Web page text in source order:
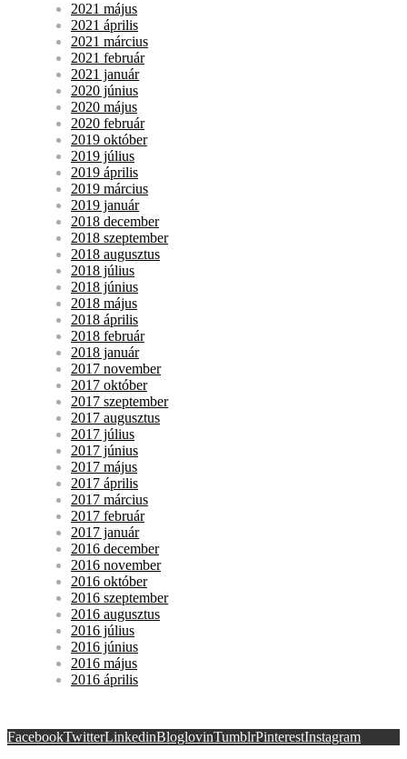
2021 május
2021 április
2021 március
2021 február
2021 január
2020 június
2020 május
2020 február
2019 október
2019 július
2019 április
2019 március
2019 január
2018 december
2018 szeptember
2018 augusztus
2018 július
2018 június
2018 május
2018 április
2018 február
2018 január
2017 november
2017 október
2017 szeptember
2017 augusztus
2017 július
2017 június
2017 május
2017 április
2017 március
2017 február
2017 január
2016 december
2016 november
2016 október
2016 szeptember
2016 augusztus
2016 július
2016 június
2016 május
2016 április
FacebookTwitterLinkedinBloglovinTumblrPinterestInstagram